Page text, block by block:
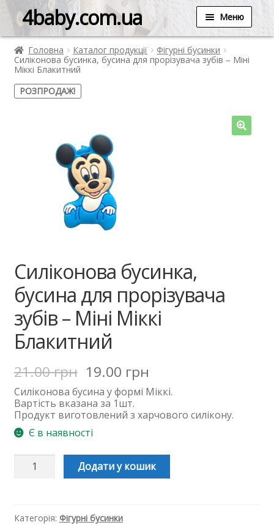
4baby.com.ua Меню
Головна Каталог продукції
Фігурні бусинки
Силіконова бусинка, бусина для прорізувача зубів – Міні
Міккі Блакитний
РОЗПРОДАЖ!
Силіконова бусинка,
бусина для прорізувача
зубів – Міні Міккі
Блакитний
21.00грн 19.00 грн
Силіконова бусина у формі Міккі.
Вартість вказана за 1шт.
Продукт виготовлений з харчового силікону.
Є в наявності
Силіконова
бусинка,
зубів
Додати у кошик
Категорія: Фігурні бусинки